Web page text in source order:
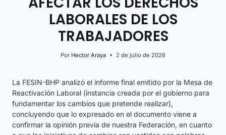
LABORALES DE LOS
TRABAJADORES
Por Hector Araya 2 de julio de 2026
La FESIN-BHP analizó el informe final emitido por la Mesa de
Reactivación Laboral (instancia creada por el gobierno para
fundamentar los cambios que pretende realizar),
concluyendo que lo expresado en el documento viene a
confirmar la opinión previa de nuestra Federación, en cuanto